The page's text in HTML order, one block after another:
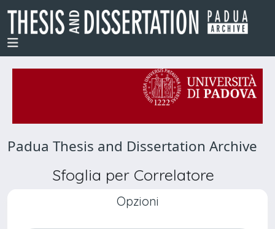
Padua Thesis and Dissertation Archive
Sfoglia per Correlatore
Opzioni